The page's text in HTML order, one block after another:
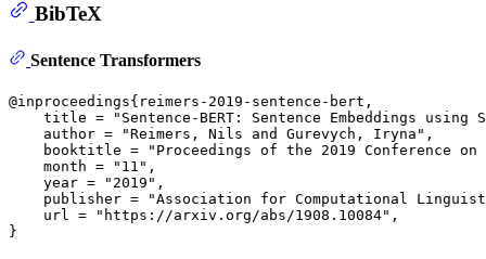
BibTeX
Sentence Transformers
@inproceedings{reimers-2019-sentence-bert,
title = "Sentence-BERT: Sentence Embeddings using
    author = "Reimers, Nils and Gurevych, Iryna",
booktitle = "Proceedings of the 2019 Conference
    month = "11",
    year = "2019",
publisher = "Association for Computational
    url = "https://arxiv.org/abs/1908.10084",